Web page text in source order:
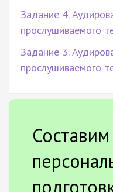
Задание 4.
прослушиваемого
Задание 3.
прослушиваемого